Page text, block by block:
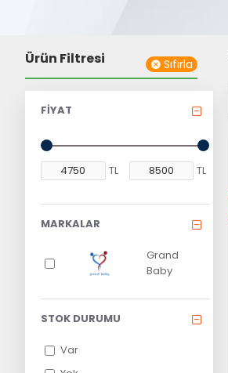
Ürün Filtresi Sıfırla
FIYAT
TL TL
MARKALAR
Grand
Baby
STOK DURUMU
Var